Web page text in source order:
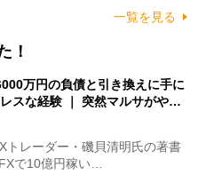
一覧を見る
！
万円の負債と引き換えに手に
スな経験 ｜ 突然マルサがや…
レーダー・磯貝清明氏の著書
で10億円稼い…